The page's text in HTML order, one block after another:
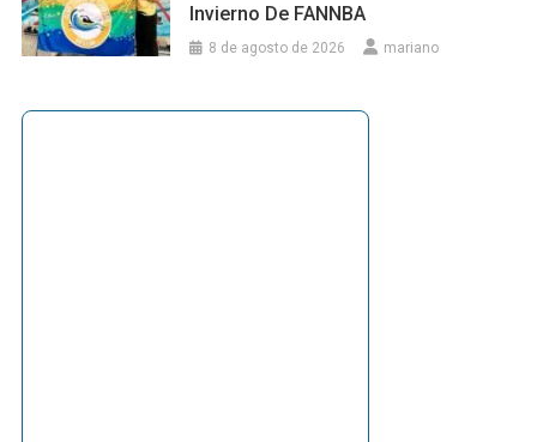
Invierno De FANNBA
8 de agosto de 2026 mariano